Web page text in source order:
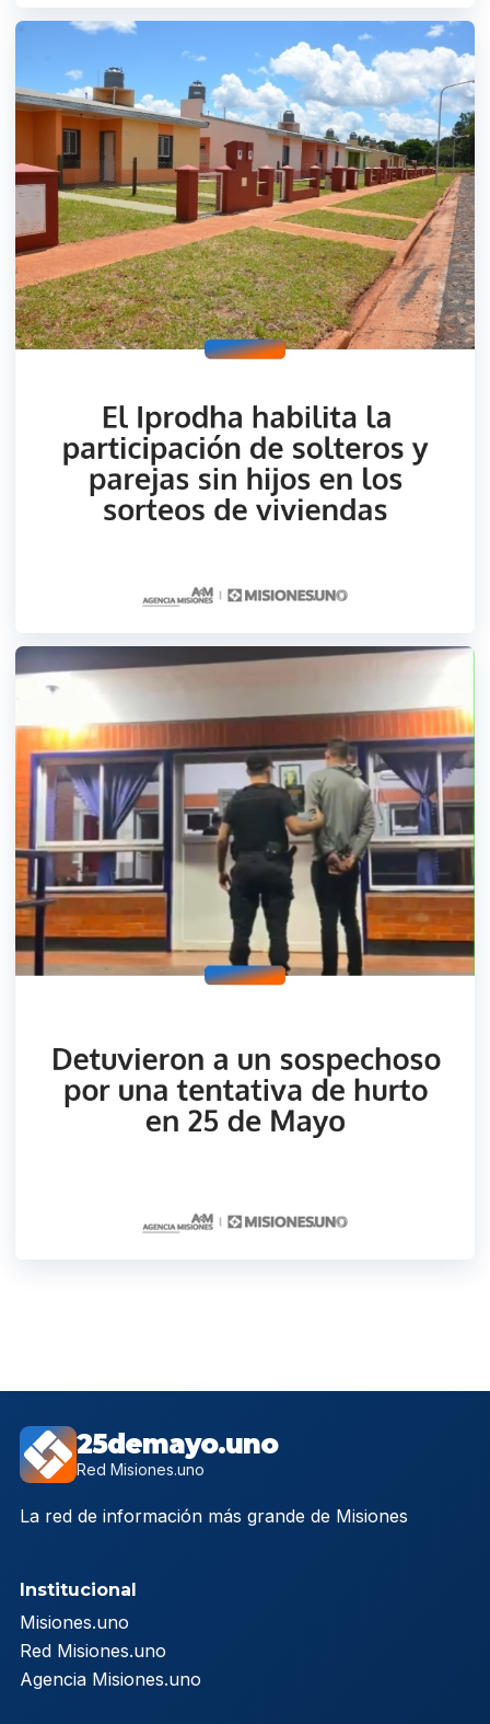
25demayo.uno
Red Misiones.uno
La red de información más grande de Misiones
Institucional
Misiones.uno
Red Misiones.uno
Agencia Misiones.uno